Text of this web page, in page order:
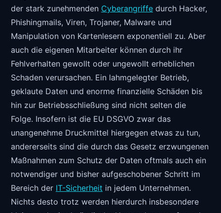
der stark zunehmenden Cyberangriffe durch Hacker,
Phishingmails, Viren, Trojaner, Malware und
Manipulation von Kartenlesern exponentiell zu. Aber
auch die eigenen Mitarbeiter können durch ihr
Fehlverhalten gewollt oder ungewollt erheblichen
Schaden verursachen. Ein lahmgelegter Betrieb,
geklaute Daten und enorme finanzielle Schäden bis
hin zur Betriebsschließung sind nicht selten die
Folge. Insofern ist die EU DSGVO zwar das
unangenehme Druckmittel hiergegen etwas zu tun,
andererseits sind die durch das Gesetz erzwungenen
Maßnahmen zum Schutz der Daten oftmals auch ein
notwendiger und bisher aufgeschobener Schritt im
Bereich der IT-Sicherheit in jedem Unternehmen.
Nichts desto trotz werden hierdurch insbesondere